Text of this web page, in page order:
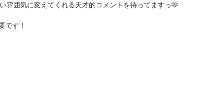
雰囲気に変えてくれる天才的コメントを待ってますっ🫶
です！